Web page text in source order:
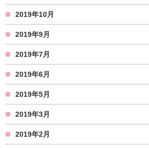
2019年10月
2019年9月
2019年7月
2019年6月
2019年5月
2019年3月
2019年2月